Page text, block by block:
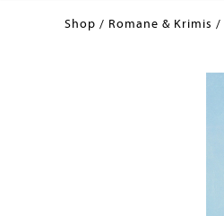
Shop Romane & Krimis